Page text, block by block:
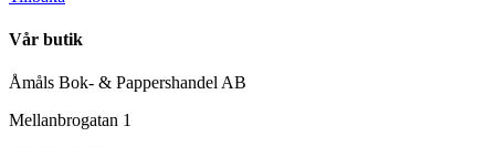
Vår butik
Åmåls Bok- & Pappershandel AB
Mellanbrogatan 1